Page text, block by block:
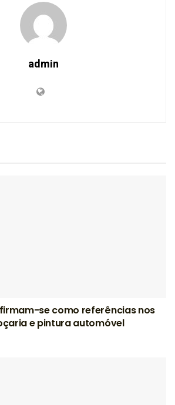
admin
se como referências nos
e pintura automóvel